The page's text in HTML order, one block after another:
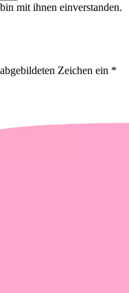
mit ihnen einverstanden.
Zeichen ein *